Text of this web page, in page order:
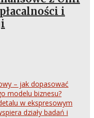
i
– jak dopasować
modelu biznesu?
w ekspresowym
działy badań i